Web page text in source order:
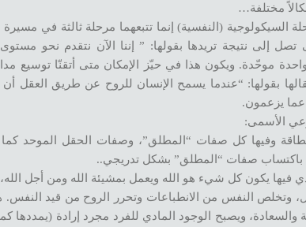
السيكولوجية (النفسية) إنما تتبعهما مرحلة ثالثة في مسيرة
نتيجة تريدها بقولها: ” إننا الآن نتقدم نحو
واحدة موحّدة. ويكون هذا في حيّز الإمكان متى أتقنّا توسيع
بقولها: “عندما يسمح الإنسان للروح عن طريق العقل أن
يزعمون.
الأسمى:
وفيها كل صفات “المطلق”، وصفات الحقل الموحد
باكتساب صفات “المطلق” بشكل تدريجي..
فيها يكون كل شيء هو الله ويعمل بمشيئة الله ومن أجل
وتخلص النفس من الانطباعات وتحرر الروح من قيد النفس.
ويصبح الوجود المادي للفرد مجرد إرادة (يمددها كما